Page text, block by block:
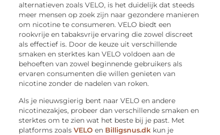
alternatieven zoals VELO, is het duidelijk dat steeds
meer mensen op zoek zijn naar gezondere manieren
om nicotine te consumeren. VELO biedt een
rookvrije en tabaksvrije ervaring die zowel discreet
als effectief is. Door de keuze uit verschillende
smaken en sterktes kan VELO voldoen aan de
behoeften van zowel beginnende gebruikers als
ervaren consumenten die willen genieten van
nicotine zonder de nadelen van roken.
Als je nieuwsgierig bent naar VELO en andere
nicotinezakjes, probeer dan verschillende smaken en
sterktes om te zien wat het beste bij je past. Met
platforms zoalsVELO en Billigsnus.dk kun je